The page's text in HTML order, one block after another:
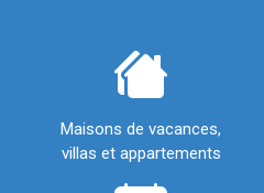
Maisons de vacances,
villas et appartements